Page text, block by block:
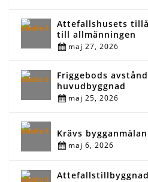
Attefallshusets
till allmänningen
maj 27, 2026
Friggebods
huvudbyggnad
maj 25, 2026
Krävs bygganmälan
maj 6, 2026